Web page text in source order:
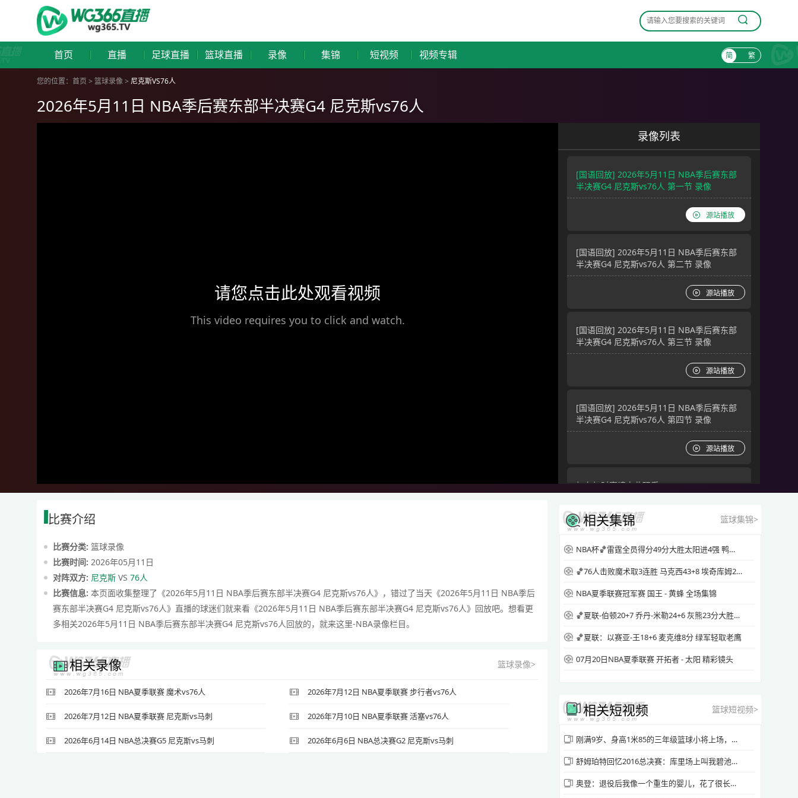
首页 直播 足球直播 篮球直播 录像 集锦 短视频 视频专辑 简 繁
您的位置： 首页 > 篮球录像> 尼克斯VS76人
2026年5月11日 NBA季后赛东部半决赛G4 尼克斯vs76人
请您点击此处观看视频
This video requires you to click and watch.
录像列表
[国语回放] 2026年5月11日 NBA季后赛东部
半决赛G4 尼克斯vs76人 第一节 录像
源站播放
[国语回放] 2026年5月11日 NBA季后赛东部
半决赛G4 尼克斯vs76人 第二节 录像
源站播放
[国语回放] 2026年5月11日 NBA季后赛东部
半决赛G4 尼克斯vs76人 第三节 录像
源站播放
[国语回放] 2026年5月11日 NBA季后赛东部
半决赛G4 尼克斯vs76人 第四节 录像
源站播放
如有加时赛请点此观看
源站播放
[腾讯原声] 2026年5月11日 NBA季后赛东部
源站播放
半决赛G4 尼克斯vs76人 全场录像回放
[腾讯国语] 2026年5月11日 NBA季后赛东部
半决赛G4 尼克斯vs76人 第一节 录像
[腾讯国语] 2026年5月11日 NBA季后赛东部
比赛介绍
比赛分类: 篮球录像
比赛时间: 2026年05月11日
对阵双方: 尼克斯 VS 76人
比赛信息: 本页面收集整理了《2026年5月11日 NBA季后赛东部半决赛G4 尼克斯vs76人》，错过了当天《2026年5月11日 NBA季后
赛东部半决赛G4 尼克斯vs76人》直播的球迷们就来看《2026年5月11日 NBA季后赛东部半决赛G4 尼克斯vs76人》回放吧。想看更
多相关2026年5月11日 NBA季后赛东部半决赛G4 尼克斯vs76人回放的，就来这里-NBA录像栏目。
相关录像 篮球录像>
2026年7月16日 NBA夏季联赛 魔术vs76人 2026年7月12日 NBA夏季联赛 步行者vs76人
2026年7月12日 NBA夏季联赛 尼克斯vs马刺 2026年7月10日 NBA夏季联赛 活塞vs76人
2026年6月14日 NBA总决赛G5 尼克斯vs马刺 2026年6月6日 NBA总决赛G2 尼克斯vs马刺
相关集锦 篮球集锦>
NBA杯🏀雷霆全员得分49分大胜太阳进4强 鸭梨三节28+8 切特24+8
🏀76人击败魔术取3连胜 马克西43+8 埃奇库姆26+7 恩比德休战
NBA夏季联赛冠军赛 国王 - 黄蜂 全场集锦
🏀夏联-伯顿20+7 乔丹-米勒24+6 灰熊23分大胜快船
🏀夏联：以赛亚-王18+6 麦克维8分 绿军轻取老鹰
07月20日NBA夏季联赛 开拓者 - 太阳 精彩镜头
相关短视频 篮球短视频>
刚满9岁、身高1米85的三年级篮球小将上场，对手：请输入文本😂
舒姆珀特回忆2016总决赛：库里场上叫我碧池，克莱真的准备要揍我
奥登：退役后我像一个重生的婴儿，花了很长时间才找到自己